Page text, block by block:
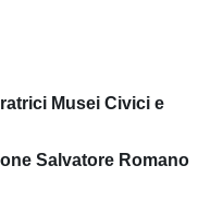
Musei Civici e
Salvatore Romano